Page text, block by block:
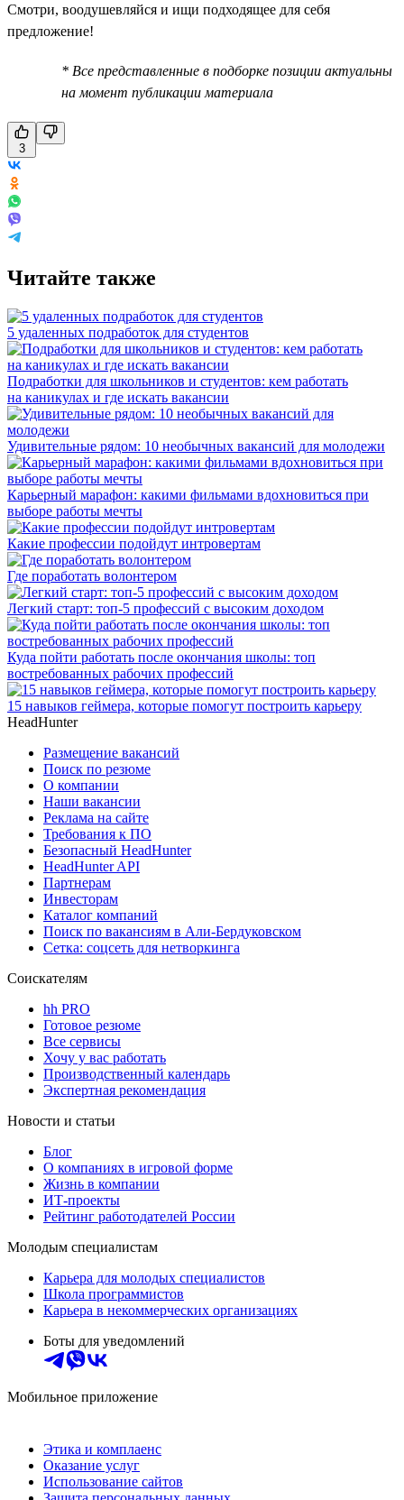
Смотри, воодушевляйся и ищи подходящее для себя
предложение!
* Все представленные в подборке позиции актуальны
на момент публикации материала
3
Читайте также
5 удаленных подработок для студентов
Подработки для школьников и студентов: кем работать
на каникулах и где искать вакансии
Удивительные рядом: 10 необычных вакансий для молодежи
Карьерный марафон: какими фильмами вдохновиться при
выборе работы мечты
Какие профессии подойдут интровертам
Где поработать волонтером
Легкий старт: топ-5 профессий с высоким доходом
Куда пойти работать после окончания школы: топ
востребованных рабочих профессий
15 навыков геймера, которые помогут построить карьеру
HeadHunter
Размещение вакансий
Поиск по резюме
О компании
Наши вакансии
Реклама на сайте
Требования к ПО
Безопасный HeadHunter
HeadHunter API
Партнерам
Инвесторам
Каталог компаний
Поиск по вакансиям в Али-Бердуковском
Сетка: соцсеть для нетворкинга
Соискателям
hh PRO
Готовое резюме
Все сервисы
Хочу у вас работать
Производственный календарь
Экспертная рекомендация
Новости и статьи
Блог
О компаниях в игровой форме
Жизнь в компании
ИТ-проекты
Рейтинг работодателей России
Молодым специалистам
Карьера для молодых специалистов
Школа программистов
Карьера в некоммерческих организациях
Боты для уведомлений
Мобильное приложение
Этика и комплаенс
Оказание услуг
Использование сайтов